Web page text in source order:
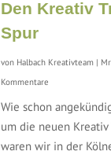
Den Kreativ
Spur
von Halbach Kreativteam |
Kommentare
Wie schon
um die neuen
waren wir in der